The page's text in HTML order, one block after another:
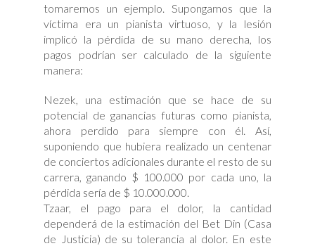
tomaremos un ejemplo. Supongamos que la
víctima era un pianista virtuoso, y la lesión
implicó la pérdida de su mano derecha, los
pagos podrían ser calculado de la siguiente
manera:
Nezek, una estimación que se hace de su
potencial de ganancias futuras como pianista,
ahora perdido para siempre con él. Así,
suponiendo que hubiera realizado un centenar
de conciertos adicionales durante el resto de su
carrera, ganando $ 100.000 por cada uno, la
pérdida sería de $ 10.000.000.
Tzaar, el pago para el dolor, la cantidad
dependerá de la estimación del Bet Din (Casa
de Justicia) de su tolerancia al dolor. En este